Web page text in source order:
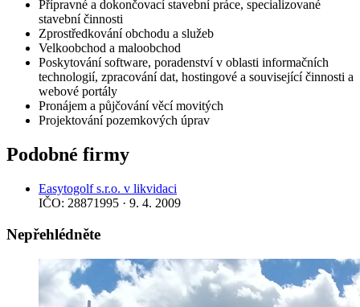
Přípravné a dokončovací stavební práce, specializované
stavební činnosti
Zprostředkování obchodu a služeb
Velkoobchod a maloobchod
Poskytování software, poradenství v oblasti informačních
technologií, zpracování dat, hostingové a související činnosti a
webové portály
Pronájem a půjčování věcí movitých
Projektování pozemkových úprav
Podobné firmy
Easytogolf s.r.o. v likvidaci
IČO: 28871995 · 9. 4. 2009
Nepřehlédněte